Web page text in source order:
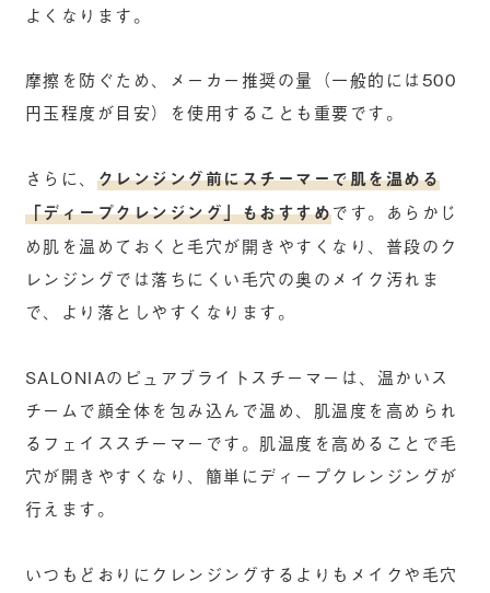
よくなります。
摩擦を防ぐため、メーカー推奨の量（一般的には500
円玉程度が目安）を使用することも重要です。
さらに、 クレンジング前にスチーマーで肌を温める
「ディープクレンジング」もおすすめです。あらかじ
め肌を温めておくと毛穴が開きやすくなり、普段のク
レンジングでは落ちにくい毛穴の奥のメイク汚れま
で、より落としやすくなります。
SALONIAのピュアブライトスチーマーは、温かいス
チームで顔全体を包み込んで温め、肌温度を高められ
るフェイススチーマーです。肌温度を高めることで毛
穴が開きやすくなり、簡単にディープクレンジングが
行えます。
いつもどおりにクレンジングするよりもメイクや毛穴